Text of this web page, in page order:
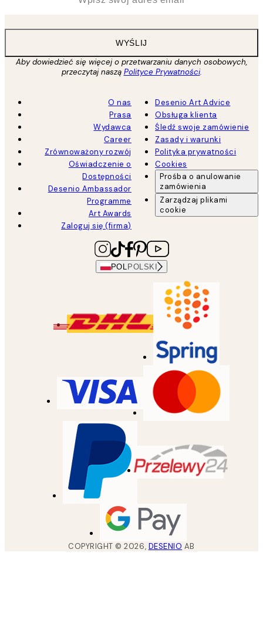
WYŚLIJ
Aby dowiedzieć się więcej o przetwarzaniu danych osobowych,
przeczytaj naszą Polityce Prywatności.
O nas
Prasa
Wydawca
Career
Zrównoważony rozwój
Oświadczenie o
Dostępności
Desenio Ambassador
Programme
Art Awards
Zaloguj się (firma)
Desenio Art Advice
Obsługa klienta
Śledź swoje zamówienie
Zasady i warunki
Polityka prywatności
Cookies
Prośba o anulowanie
zamówienia
Zarządzaj plikami
cookie
POL POLSKI
COPYRIGHT ©2026, DESENIO AB